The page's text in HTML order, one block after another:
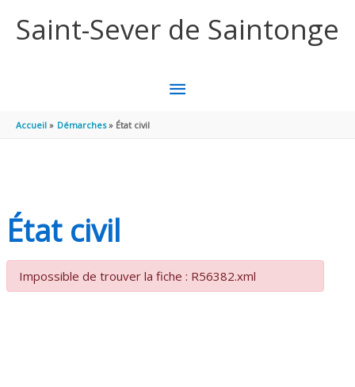
Saint-Sever de Saintonge
MENU
Accueil Démarches État civil
État civil
Impossible de trouver la fiche : R56382.xml